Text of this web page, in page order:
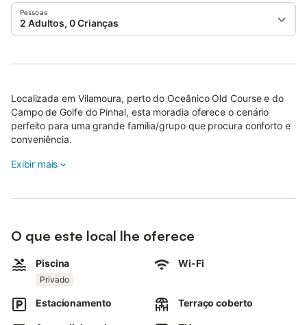
Pessoas
2 Adultos, 0 Crianças
Localizada em Vilamoura, perto do Oceânico Old Course e do
Campo de Golfe do Pinhal, esta moradia oferece o cenário
perfeito para uma grande família/grupo que procura conforto e
conveniência.
Apenas a 2 km da vibrante Marina de Vilamoura, esta
crianças, tornando-a ideal para férias em família. O interior
espaçoso e cheio de luz está cuidadosamente mobilado com
atenção aos detalhes pelo proprietário cuidadoso.
Um grande terraço, completo com um barbecue embutido e
uma mesa de jantar de tamanho considerável, é o local perfeito
para o pequeno-almoço ou para refeições ao ar livre.
PISO TÉRREO:
Exibir mais
O que este local lhe oferece
Piscina
Privado
Wi-Fi
Estacionamento Terraço coberto